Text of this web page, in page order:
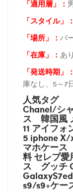
「適用層」：
「スタイル」：
「場所 」： パ
「在庫 」： あり
「発送時期 」：
庫なし、5～7
人気タグ
Chanel/シ
ス 韓国風
11 アイフ
5 iphone
マホケース
料 セレブ愛
ス グッチ
s9/s9+ケー